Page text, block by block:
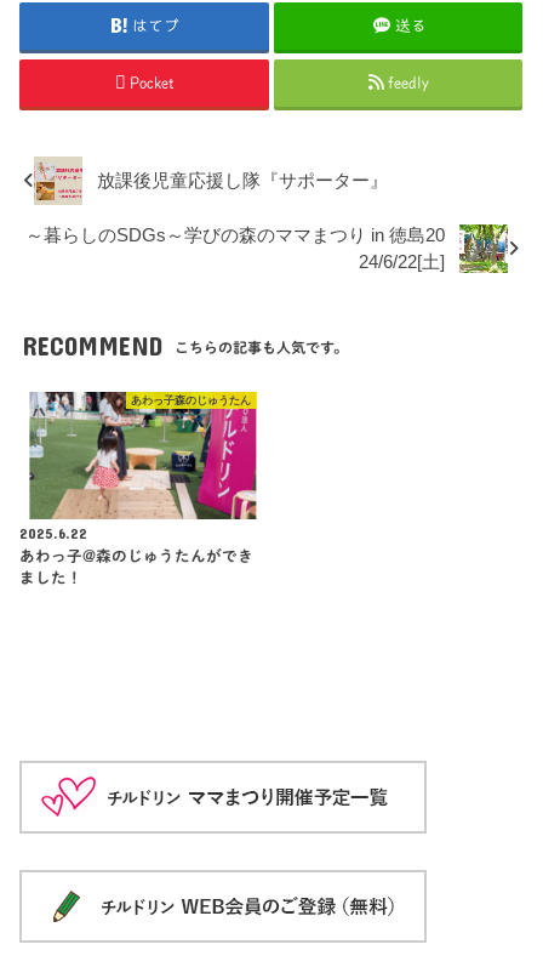
はてブ 送る
Pocket feedly
放課後児童応援し隊『サポーター』
～暮らしのSDGs～学びの森のママまつり in 徳島20
24/6/22[土]
RECOMMEND こちらの記事も人気です。
あわっ子森のじゅうたん
2025.6.22
あわっ子@森のじゅうたんができ
ました！